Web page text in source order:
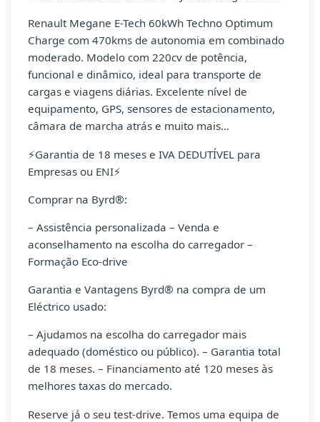
Renault Megane E-Tech 60kWh Techno Optimum
Charge com 470kms de autonomia em combinado
moderado. Modelo com 220cv de potência,
funcional e dinâmico, ideal para transporte de
cargas e viagens diárias. Excelente nível de
equipamento, GPS, sensores de estacionamento,
câmara de marcha atrás e muito mais...
⚡Garantia de 18 meses e IVA DEDUTÍVEL para
Empresas ou ENI⚡
Comprar na Byrd®:
– Assistência personalizada – Venda e
aconselhamento na escolha do carregador –
Formação Eco-drive
Garantia e Vantagens Byrd® na compra de um
Eléctrico usado:
– Ajudamos na escolha do carregador mais
adequado (doméstico ou público). – Garantia total
de 18 meses. – Financiamento até 120 meses às
melhores taxas do mercado.
Reserve já o seu test-drive. Temos uma equipa de